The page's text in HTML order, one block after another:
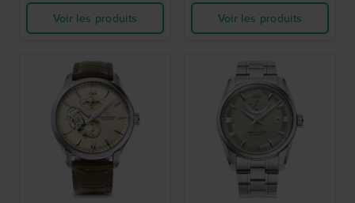
Voir les produits
Voir les produits